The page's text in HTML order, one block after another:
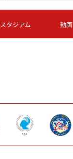
第16節 09/06 (日) 15:00
-
スタジアム 動画